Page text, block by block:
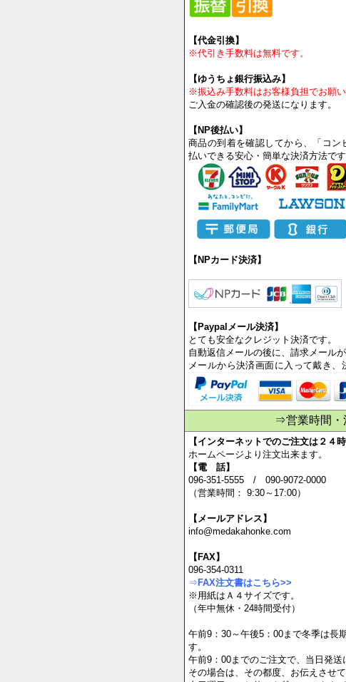
【代金引換】
※代引き手数料は無料です。
※振込み手数料はお客様負担でお願い
ご入金の確認後の発送になります。
【NP後払い】
商品の到着を確認してから、「コン
払いできる安心・簡単な決済方法です
【NPカード決済】
【Paypalメール決済】
とても安全なクレジット決済です。
自動返信メールの後に、請求メール
メールから決済画面に入って戴き
⇒営業時間・
【インターネットでのご注文は２４時
ホームページより注文出来ます。
096-351-5555 / 090-9072-0000
（営業時間： 9:30～17:00）
【メールアドレス】
info@medakahonke.com
【FAX】
096-354-0311
※用紙はＡ４サイズです。
（年中無休・24時間受付）
午前9：30～午後5：00まで冬季は長